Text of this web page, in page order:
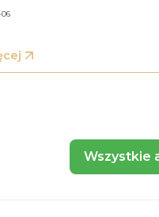
Wszystkie